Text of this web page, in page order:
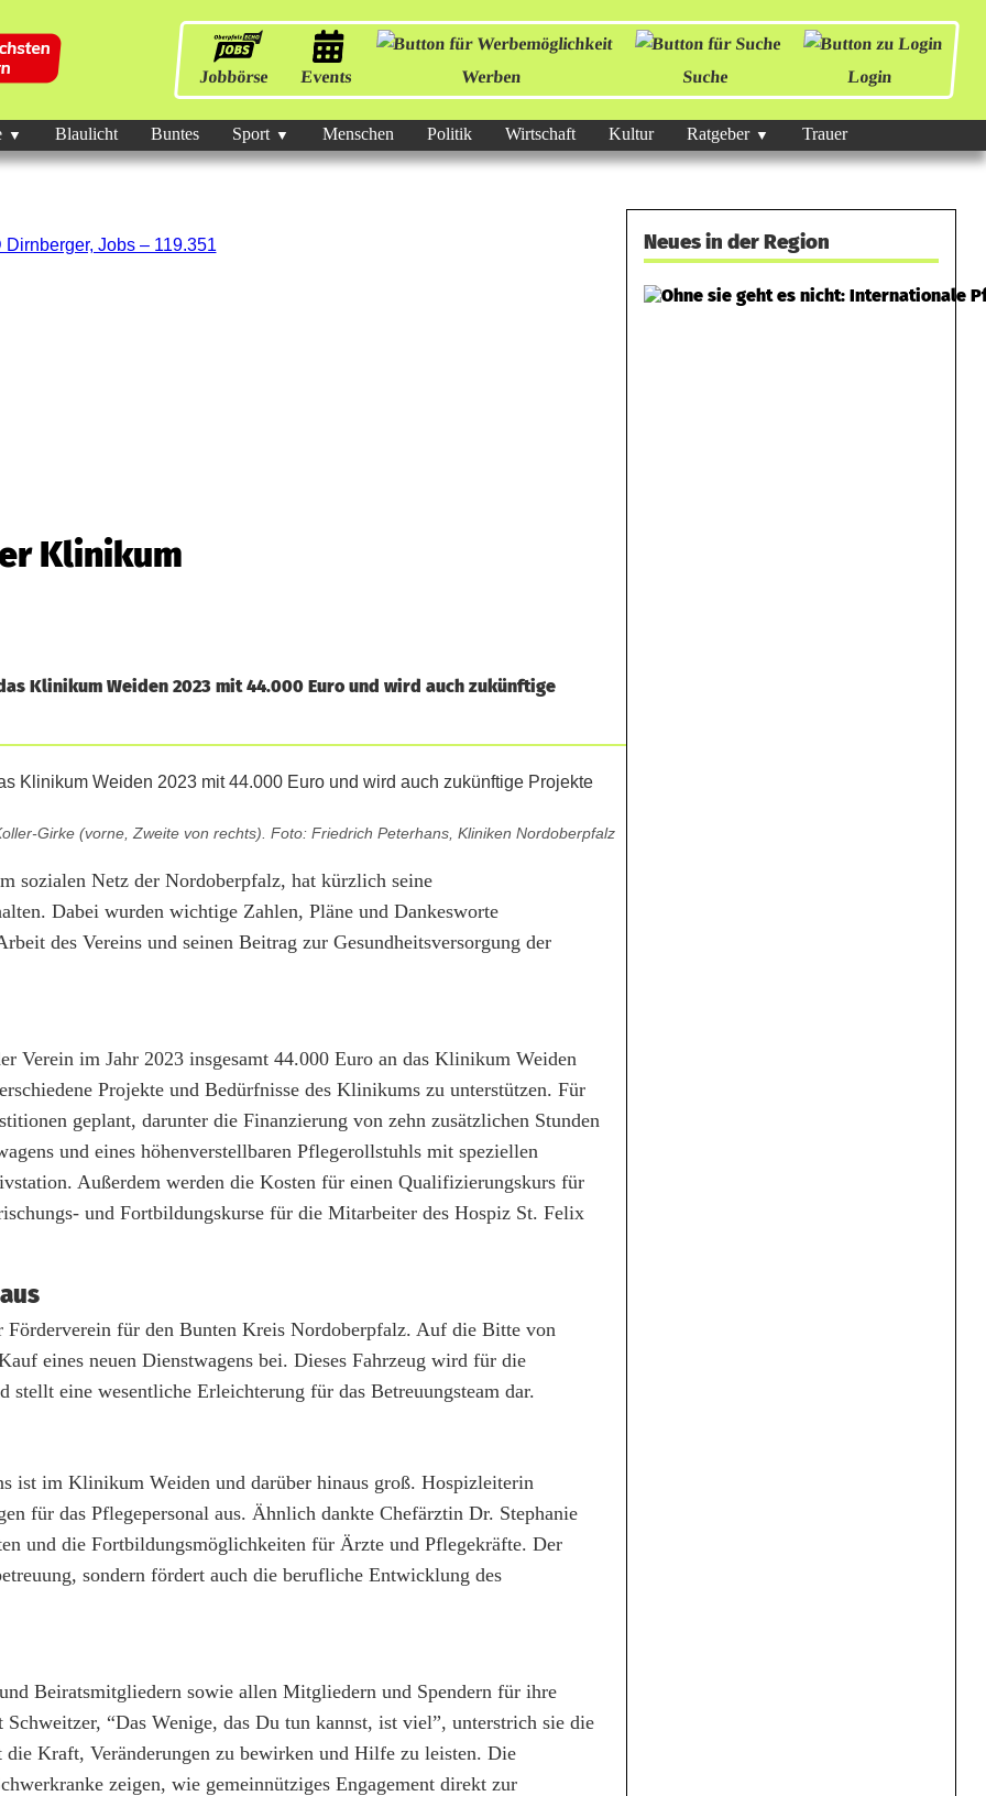
Jobbörse Events Werben Suche Login
Blaulicht Buntes Sport Menschen Politik Wirtschaft Kultur Ratgeber Trauer
Klinikum
Klinikum Weiden 2023 mit 44.000 Euro und wird auch zukünftige
Girke (vorne, Zweite von rechts). Foto: Friedrich Peterhans, Kliniken Nordoberpfalz
sozialen Netz der Nordoberpfalz, hat kürzlich seine
Dabei wurden wichtige Zahlen, Pläne und Dankesworte
des Vereins und seinen Beitrag zur Gesundheitsversorgung der
Verein im Jahr 2023 insgesamt 44.000 Euro an das Klinikum Weiden
Projekte und Bedürfnisse des Klinikums zu unterstützen. Für
geplant, darunter die Finanzierung von zehn zusätzlichen Stunden
und eines höhenverstellbaren Pflegerollstuhls mit speziellen
Außerdem werden die Kosten für einen Qualifizierungskurs für
und Fortbildungskurse für die Mitarbeiter des Hospiz St. Felix
Förderverein für den Bunten Kreis Nordoberpfalz. Auf die Bitte von
eines neuen Dienstwagens bei. Dieses Fahrzeug wird für die
eine wesentliche Erleichterung für das Betreuungsteam dar.
ist im Klinikum Weiden und darüber hinaus groß. Hospizleiterin
für das Pflegepersonal aus. Ähnlich dankte Chefärztin Dr. Stephanie
und die Fortbildungsmöglichkeiten für Ärzte und Pflegekräfte. Der
sondern fördert auch die berufliche Entwicklung des
Beiratsmitgliedern sowie allen Mitgliedern und Spendern für ihre
“Das Wenige, das Du tun kannst, ist viel”, unterstrich sie die
Kraft, Veränderungen zu bewirken und Hilfe zu leisten. Die
zeigen, wie gemeinnütziges Engagement direkt zur
Neues in der Region